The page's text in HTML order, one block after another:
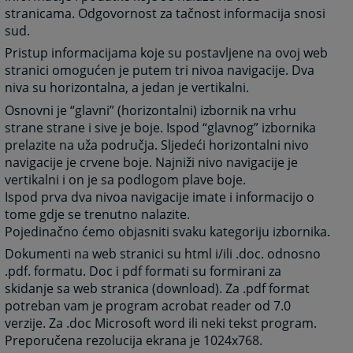
stranicama. Odgovornost za tačnost informacija snosi
sud.
Pristup informacijama koje su postavljene na ovoj web
stranici omogućen je putem tri nivoa navigacije. Dva
niva su horizontalna, a jedan je vertikalni.
Osnovni je “glavni” (horizontalni) izbornik na vrhu
strane strane i sive je boje. Ispod “glavnog” izbornika
prelazite na uža područja. Sljedeći horizontalni nivo
navigacije je crvene boje. Najniži nivo navigacije je
vertikalni i on je sa podlogom plave boje.
Ispod prva dva nivoa navigacije imate i informacijo o
tome gdje se trenutno nalazite.
Pojedinačno ćemo objasniti svaku kategoriju izbornika.
Dokumenti na web stranici su html i/ili .doc. odnosno
.pdf. formatu. Doc i pdf formati su formirani za
skidanje sa web stranica (download). Za .pdf format
potreban vam je program acrobat reader od 7.0
verzije. Za .doc Microsoft word ili neki tekst program.
Preporučena rezolucija ekrana je 1024x768.